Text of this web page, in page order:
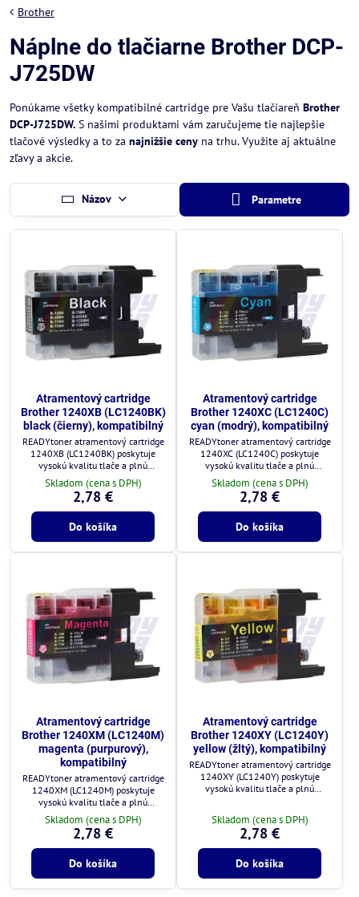
Brother
Náplne do tlačiarne Brother DCP-
J725DW
Ponúkame všetky kompatibilné cartridge pre Vašu tlačiareň Brother
DCP-J725DW. S našimi produktami vám zaručujeme tie najlepšie
tlačové výsledky a to za najnižšie ceny na trhu. Využite aj aktuálne
zľavy a akcie.
Názov Parametre
Atramentový cartridge
Brother 1240XB (LC1240BK)
black (čierny), kompatibilný
READYtoner atramentový cartridge
1240XB (LC1240BK) poskytuje
vysokú kvalitu tlače a plnú
kompatibilitu s tlačiarňami Brother.
Skladom (cena s DPH)
2,78 €
Do košíka
Atramentový cartridge
Brother 1240XC (LC1240C)
cyan (modrý), kompatibilný
READYtoner atramentový cartridge
1240XC (LC1240C) poskytuje
vysokú kvalitu tlače a plnú
kompatibilitu s tlačiarňami Brother.
Skladom (cena s DPH)
2,78 €
Do košíka
Atramentový cartridge
Brother 1240XM (LC1240M)
magenta (purpurový),
kompatibilný
READYtoner atramentový cartridge
1240XM (LC1240M) poskytuje
vysokú kvalitu tlače a plnú
kompatibilitu s tlačiarňami Brother.
Skladom (cena s DPH)
2,78 €
Do košíka
Atramentový cartridge
Brother 1240XY (LC1240Y)
yellow (žltý), kompatibilný
READYtoner atramentový cartridge
1240XY (LC1240Y) poskytuje
vysokú kvalitu tlače a plnú
Skladom (cena s DPH)
2,78 €
Do košíka